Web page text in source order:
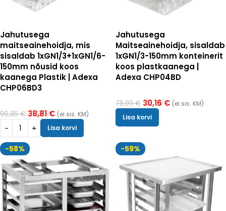
Jahutusega
maitseainehoidja, mis
sisaldab 1xGN1/3+1xGN1/6-
150mm nõusid koos
kaanega Plastik | Adexa
CHP06BD3
96,85€ 38,81 € (ei sis. KM)
Lisa korvi
Jahutusega
Maitseainehoidja, sisaldab
1xGN1/3-150mm konteinerit
koos plastkaanega |
Adexa CHP04BD
78,99€ 30,16 € (ei sis. KM)
Lisa korvi
-58% -59%